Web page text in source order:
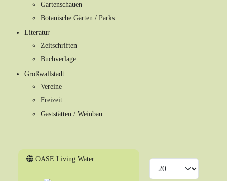
Gartenschauen
Botanische Gärten / Parks
Literatur
Zeitschriften
Buchverlage
Großwallstadt
Vereine
Freizeit
Gaststätten / Weinbau
OASE Living Water